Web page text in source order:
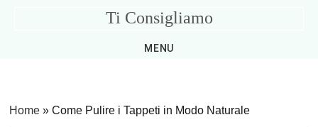
Ti Consigliamo
Casa
MENU
Home »Come Pulire i Tappeti in Modo Naturale